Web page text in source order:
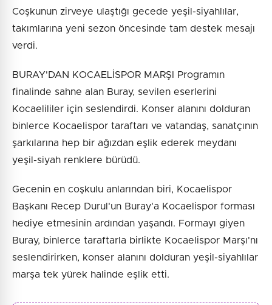
Coşkunun zirveye ulaştığı gecede yeşil-siyahlılar,
takımlarına yeni sezon öncesinde tam destek mesajı
verdi.
BURAY'DAN KOCAELİSPOR MARŞI Programın
finalinde sahne alan Buray, sevilen eserlerini
Kocaelililer için seslendirdi. Konser alanını dolduran
binlerce Kocaelispor taraftarı ve vatandaş, sanatçının
şarkılarına hep bir ağızdan eşlik ederek meydanı
yeşil-siyah renklere bürüdü.
Gecenin en coşkulu anlarından biri, Kocaelispor
Başkanı Recep Durul'un Buray'a Kocaelispor forması
hediye etmesinin ardından yaşandı. Formayı giyen
Buray, binlerce taraftarla birlikte Kocaelispor Marşı'nı
seslendirirken, konser alanını dolduran yeşil-siyahlılar
marşa tek yürek halinde eşlik etti.